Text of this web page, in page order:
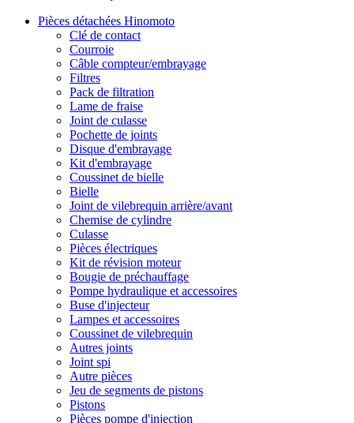
Pièces détachées Hinomoto
Clé de contact
Courroie
Câble compteur/embrayage
Filtres
Pack de filtration
Lame de fraise
Joint de culasse
Pochette de joints
Disque d'embrayage
Kit d'embrayage
Coussinet de bielle
Bielle
Joint de vilebrequin arrière/avant
Chemise de cylindre
Culasse
Pièces électriques
Kit de révision moteur
Bougie de préchauffage
Pompe hydraulique et accessoires
Buse d'injecteur
Lampes et accessoires
Coussinet de vilebrequin
Autres joints
Joint spi
Autre pièces
Jeu de segments de pistons
Pistons
Pièces pompe d'injection